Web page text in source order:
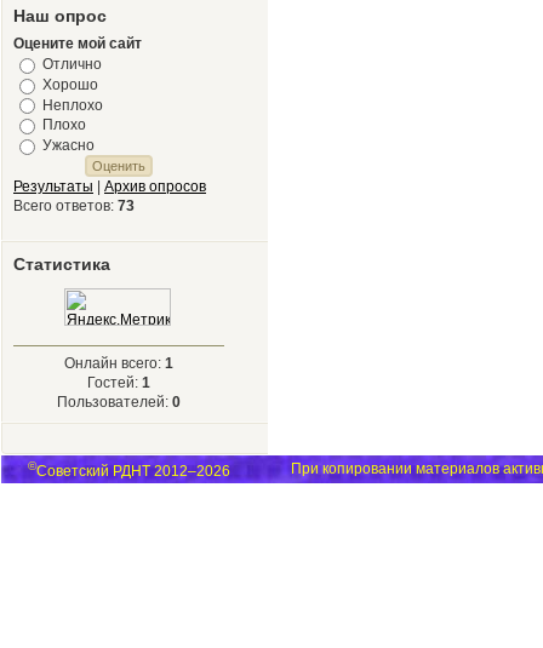
Наш опрос
Оцените мой сайт
Отлично
Хорошо
Неплохо
Плохо
Ужасно
Результаты
Архив опросов
Всего ответов: 73
Статистика
Онлайн всего: 1
Гостей: 1
Пользователей: 0
©Советский РДНТ 2012–2026 При копировании материалов